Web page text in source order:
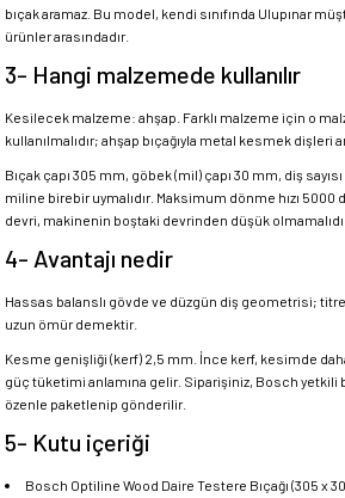
bıçak aramaz. Bu model, kendi sınıfında Ulupınar
ürünler arasındadır.
3- Hangi malzemede kullanılır
Kesilecek malzeme: ahşap. Farklı malzeme için o
kullanılmalıdır; ahşap bıçağıyla metal kesmek dişleri
Bıçak çapı 305 mm, göbek (mil) çapı 30 mm, diş
miline birebir uymalıdır. Maksimum dönme hızı 5000
devri, makinenin boştaki devrinden düşük
4- Avantajı nedir
Hassas balanslı gövde ve düzgün diş geometrisi;
uzun ömür demektir.
Kesme genişliği (kerf) 2,5 mm. İnce kerf, kesimde
güç tüketimi anlamına gelir. Siparişiniz, Bosch yetkili
özenle paketlenip gönderilir.
5- Kutu içeriği
Bosch Optiline Wood Daire Testere Bıçağı (305 x